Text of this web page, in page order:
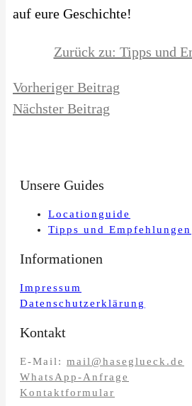
auf eure Geschichte!
Zurück zu: Tipps und
Vorheriger Beitrag
Nächster Beitrag
Unsere Guides
Locationguide
Tipps und Empfehlungen
Informationen
Impressum
Datenschutzerklärung
Kontakt
E-Mail: mail@haseglueck.de
WhatsApp-Anfrage
Kontaktformular